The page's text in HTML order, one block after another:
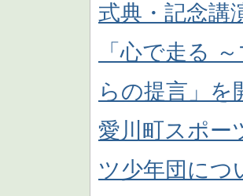
式典・記念講
「心で走る
らの提言」を
愛川町スポー
ツ少年団につ